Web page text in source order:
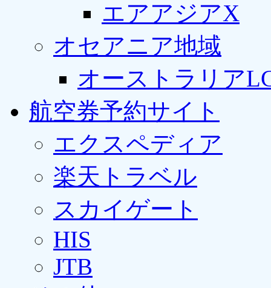
エアアジアX
オセアニア地域
オーストラリア
航空券予約サイト
エクスペディア
楽天トラベル
スカイゲート
HIS
JTB